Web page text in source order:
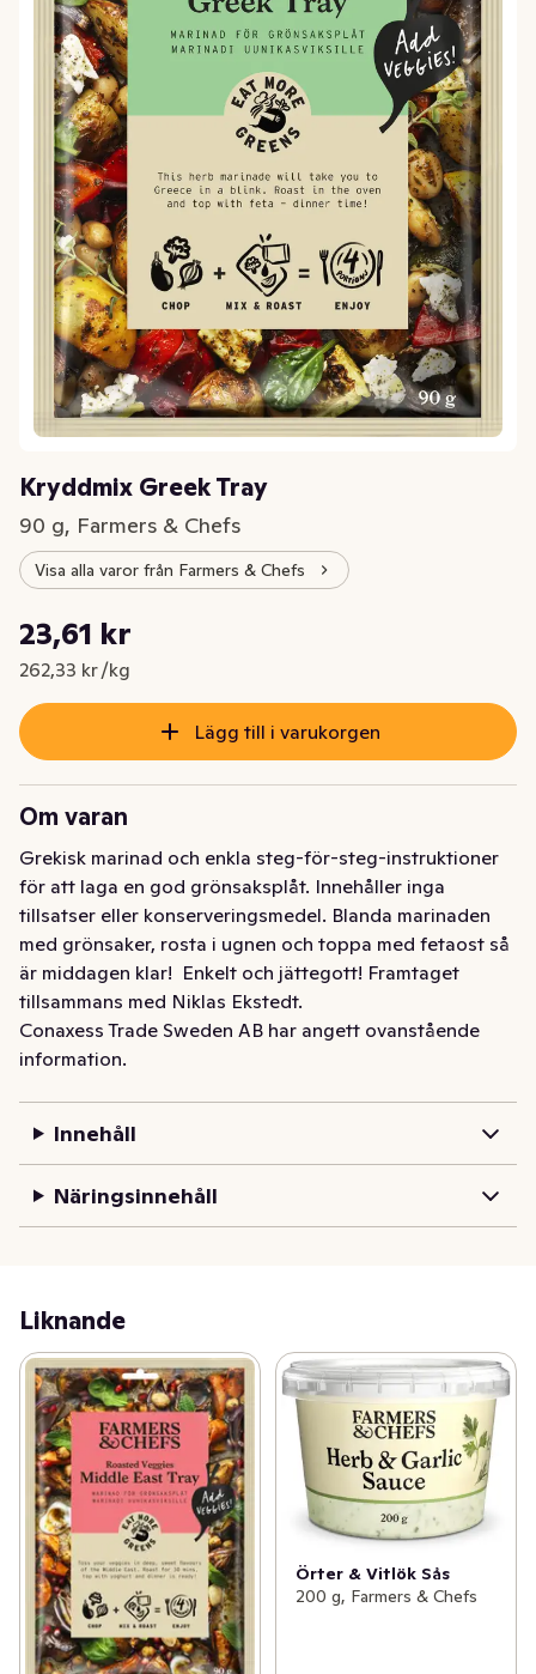
Kryddmix Greek Tray
90 g, Farmers & Chefs
Visa alla varor från Farmers & Chefs
Nuvarande pris är: 23,61 kr
23,61 kr
262,33 kr /kg
Styckpris: 262,33 kr /kg
Lägg till i varukorgen
Om varan
Grekisk marinad och enkla steg-för-steg-instruktioner
för att laga en god grönsaksplåt. Innehåller inga
tillsatser eller konserveringsmedel. Blanda marinaden
med grönsaker, rosta i ugnen och toppa med fetaost så
är middagen klar!  Enkelt och jättegott! Framtaget
tillsammans med Niklas Ekstedt.
Conaxess Trade Sweden AB har angett ovanstående
information.
Innehåll
Näringsinnehåll
Liknande
Örter & Vitlök Sås
200 g, Farmers & Chefs